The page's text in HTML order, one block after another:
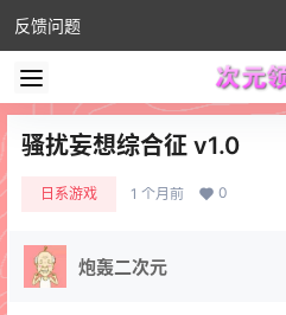
反馈问题
骚扰妄想综合征 v1.0
日系游戏 1 个月前 0
炮轰二次元